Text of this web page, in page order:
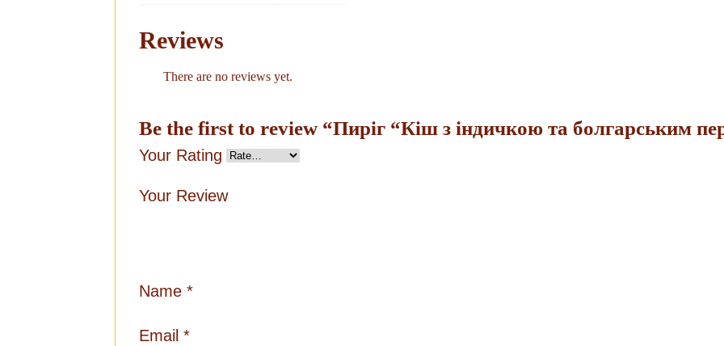
Reviews
There are no reviews yet.
Be the first to review “Пиріг “Кіш з індичкою та болгарським
Your Rating
Your Review
Name *
Email *